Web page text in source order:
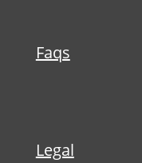
Faqs
Legal